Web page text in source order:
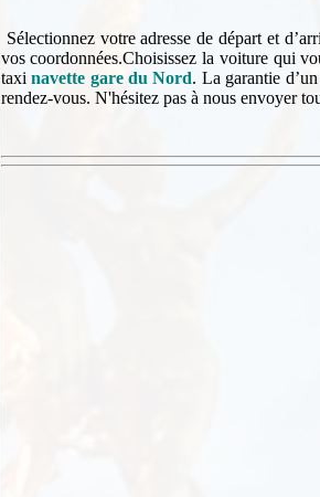
Sélectionnez votre adresse de départ et
vos coordonnées.Choisissez la voiture qui
taxinavette gare du Nord. La garantie
rendez-vous. N'hésitez pas à nous envoyer